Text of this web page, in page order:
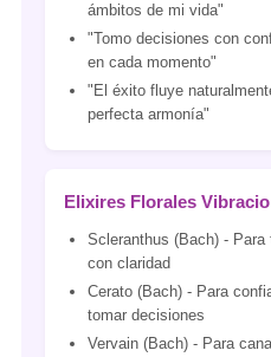
ámbitos de mi vida"
"Tomo decisiones con
en cada momento"
"El éxito fluye
perfecta armonía"
Elixires Florales
Scleranthus (Bach) -
con claridad
Cerato (Bach) - Para
tomar decisiones
Vervain (Bach) - Para